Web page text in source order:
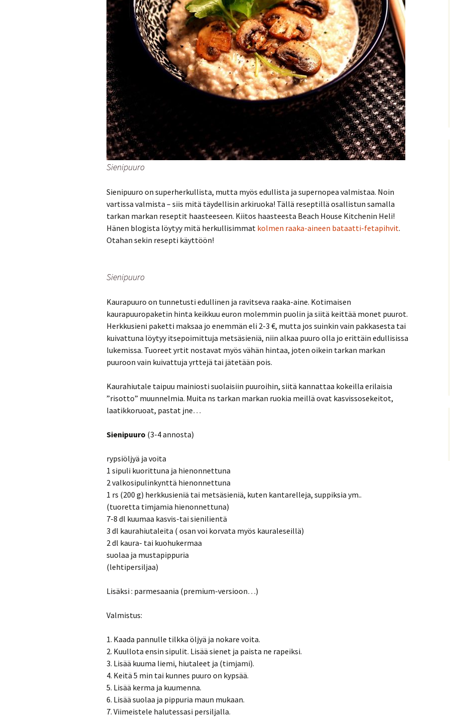
Sienipuuro
Sienipuuro on superherkullista, mutta myös edullista ja supernopea valmistaa. Noin
vartissa valmista – siis mitä täydellisin arkiruoka! Tällä reseptillä osallistun samalla
tarkan markan reseptit haasteeseen. Kiitos haasteesta Beach House Kitchenin Heli!
Hänen blogista löytyy mitä herkullisimmat kolmen raaka-aineen bataatti-fetapihvit.
Otahan sekin resepti käyttöön!
Sienipuuro
Kaurapuuro on tunnetusti edullinen ja ravitseva raaka-aine. Kotimaisen
kaurapuuropaketin hinta keikkuu euron molemmin puolin ja siitä keittää monet puurot.
Herkkusieni paketti maksaa jo enemmän eli 2-3 €, mutta jos suinkin vain pakkasesta tai
kuivattuna löytyy itsepoimittuja metsäsieniä, niin alkaa puuro olla jo erittäin edullisissa
lukemissa. Tuoreet yrtit nostavat myös vähän hintaa, joten oikein tarkan markan
puuroon vain kuivattuja yrttejä tai jätetään pois.
Kaurahiutale taipuu mainiosti suolaisiin puuroihin, siitä kannattaa kokeilla erilaisia
”risotto” muunnelmia. Muita ns tarkan markan ruokia meillä ovat kasvissosekeitot,
laatikkoruoat, pastat jne…
Sienipuuro (3-4 annosta)
rypsiöljyä ja voita
1 sipuli kuorittuna ja hienonnettuna
2 valkosipulinkynttä hienonnettuna
1 rs (200 g) herkkusieniä tai metsäsieniä, kuten kantarelleja, suppiksia ym..
(tuoretta timjamia hienonnettuna)
7-8 dl kuumaa kasvis-tai sienilientä
3 dl kaurahiutaleita ( osan voi korvata myös kauraleseillä)
2 dl kaura- tai kuohukermaa
suolaa ja mustapippuria
(lehtipersiljaa)
Lisäksi : parmesaania (premium-versioon…)
Valmistus:
1. Kaada pannulle tilkka öljyä ja nokare voita.
2. Kuullota ensin sipulit. Lisää sienet ja paista ne rapeiksi.
3. Lisää kuuma liemi, hiutaleet ja (timjami).
4. Keitä 5 min tai kunnes puuro on kypsää.
5. Lisää kerma ja kuumenna.
6. Lisää suolaa ja pippuria maun mukaan.
7. Viimeistele halutessasi persiljalla.